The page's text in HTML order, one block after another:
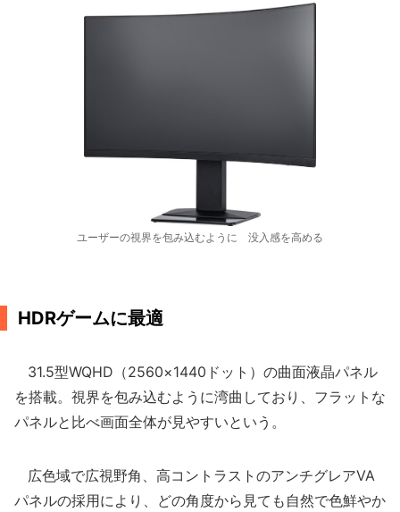
ユーザーの視界を包み込むように 没入感を高める
HDRゲームに最適
31.5型WQHD（2560×1440ドット）の曲面液晶パネル
を搭載。視界を包み込むように湾曲しており、フラットな
パネルと比べ画面全体が見やすいという。
広色域で広視野角、高コントラストのアンチグレアVA
パネルの採用により、どの角度から見ても自然で色鮮やか